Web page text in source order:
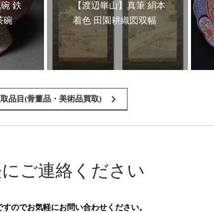
鉄
碗
【渡辺崋山】真筆 絹本
着色 田園耕織図双幅
品目(骨董品・美術品買取)
ご連絡ください
のでお気軽にお問い合わせください。